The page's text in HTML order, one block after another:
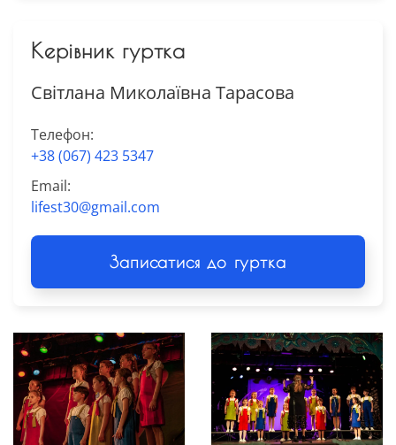
Керівник гуртка
Світлана Миколаївна Тарасова
Телефон:
+38 (067) 423 5347
Email:
lifest30@gmail.com
Записатися до гуртка